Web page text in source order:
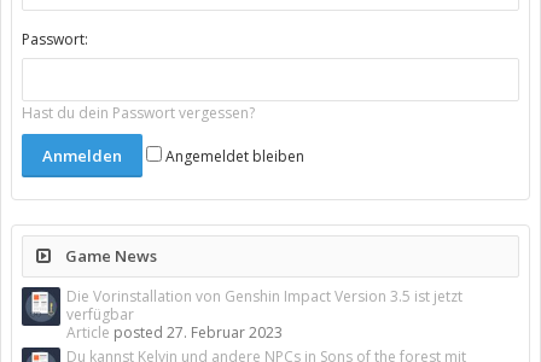
Passwort:
Hast du dein Passwort vergessen?
Angemeldet bleiben
Game News
Die Vorinstallation von Genshin Impact Version 3.5 ist jetzt
verfügbar
Article posted 27. Februar 2023
Du kannst Kelvin und andere NPCs in Sons of the forest mit